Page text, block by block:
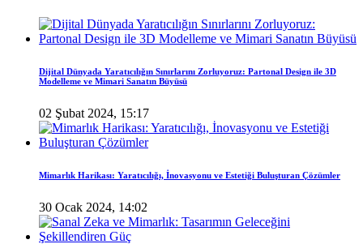
Dijital Dünyada Yaratıcılığın Sınırlarını Zorluyoruz: Partonal Design ile 3D
Modelleme ve Mimari Sanatın Büyüsü
02 Şubat 2024, 15:17
Mimarlık Harikası: Yaratıcılığı, İnovasyonu ve Estetiği Buluşturan Çözümler
30 Ocak 2024, 14:02